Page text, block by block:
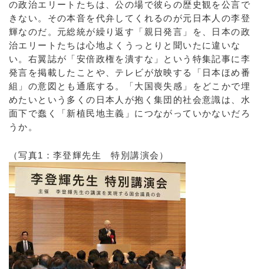
の政治エリートたちは、公の場で彼らの歴史観を公言で
きない。その本音を代弁してくれるのが元日本人の李登
輝なのだ。元総統が繰り返す「親日発言」を、日本の政
治エリートたちは心地よくうっとりと聞いたに違いな
い。右翼誌が「安倍政権を潰すな」という特集記事に李
発言を掲載したことや、テレビが放映する「日本ほめ番
組」の意図とも通底する。「大国喪失感」をどこかで埋
めたいという多くの日本人が抱く集団的社会意識は、水
面下で蠢く「新植民地主義」につながっていかないだろ
うか。
（写真1：李登輝先生 特別講演会）